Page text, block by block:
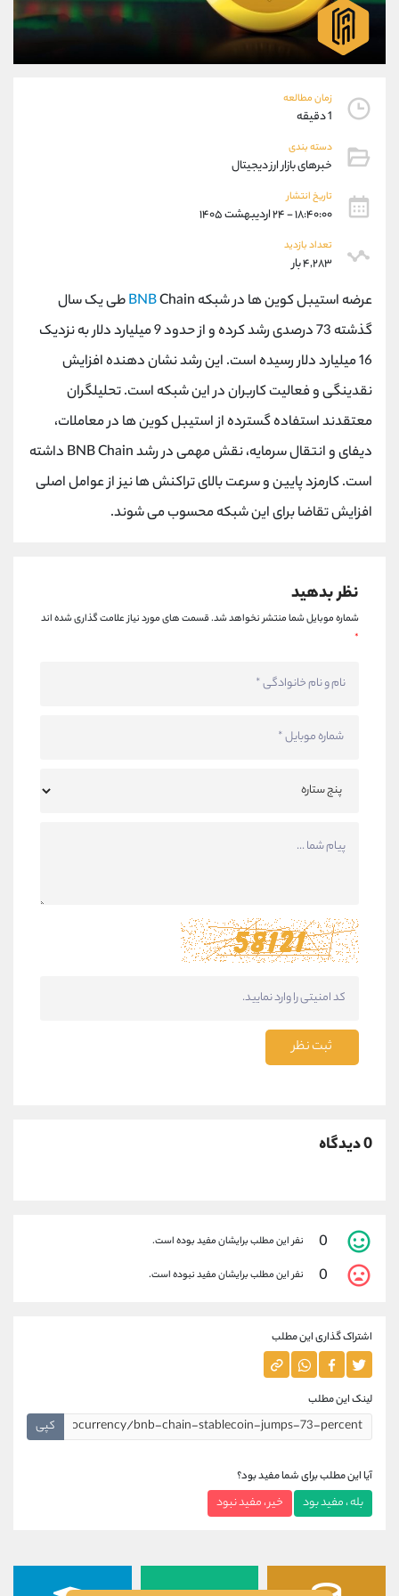
زمان مطالعه
1 دقیقه
دسته بندی
خبرهای بازار ارز دیجیتال
تاریخ انتشار
۱۸:۴۰:۰۰ - ۲۴ اردیبهشت ۱۴۰۵
تعداد بازدید
۴,۲۸۳ بار
عرضه استیبل کوین ها در شبکه BNBChain طی یک سال
گذشته 73 درصدی رشد کرده و از حدود 9 میلیارد دلار به نزدیک
16 میلیارد دلار رسیده است. این رشد نشان دهنده افزایش
نقدینگی و فعالیت کاربران در این شبکه است. تحلیلگران
معتقدند استفاده گسترده از استیبل کوین ها در معاملات،
دیفای و انتقال سرمایه، نقش مهمی در رشد BNB Chain داشته
است. کارمزد پایین و سرعت بالای تراکنش ها نیز از عوامل اصلی
افزایش تقاضا برای این شبکه محسوب می شوند.
نظر بدهید
شماره موبایل شما منتشر نخواهد شد.قسمت های مورد نیاز علامت گذاری شده اند
*
ثبت نظر
0 دیدگاه
0 نفر این مطلب برایشان مفید بوده است.
0 نفر این مطلب برایشان مفید نبوده است.
اشتراک گذاری این مطلب
لینک این مطلب
کپی
آیا این مطلب برای شما مفید بود؟
بله ، مفید بود خیر ، مفید نبود
09194198792
واتساپ شروع گفتگو
تلگرام
پشتیبان فروش
موبایل
واتساپ
تلگرام
داخلی
اطلاعات تماس
تلفن 021-22021030
بدون پیش شماره 90001030
اینستاگرام @alireza.mehrabii
کانال تلگرام @alirezamehrabi_com